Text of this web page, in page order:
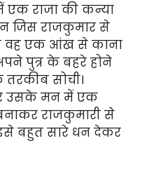
राजा की कन्या
जिस राजकुमार से
वह एक आंख से काना
पुत्र के बहरे होने
सोची।
उसके मन में एक
राजकुमारी से
बहुत सारे धन देकर